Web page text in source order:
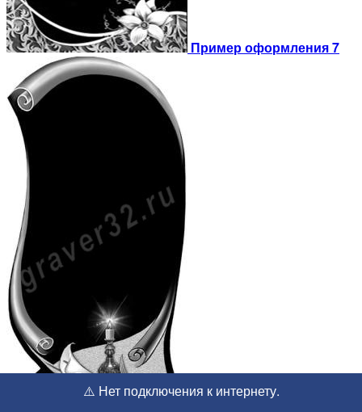
Пример оформления 7
⚠️ Нет подключения к интернету.